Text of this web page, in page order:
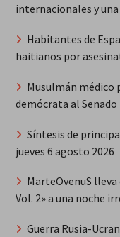
internacionales y
Habitantes de
haitianos por
Musulmán médico
demócrata al
Síntesis de
jueves 6 agosto 2026
MarteOvenuS
Vol. 2» a una noche
Guerra Rusia-